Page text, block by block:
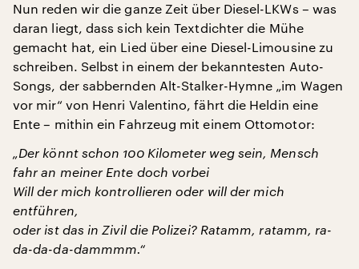
Nun reden wir die ganze Zeit über Diesel-LKWs – was
daran liegt, dass sich kein Textdichter die Mühe
gemacht hat, ein Lied über eine Diesel-Limousine zu
schreiben. Selbst in einem der bekanntesten Auto-
Songs, der sabbernden Alt-Stalker-Hymne „im Wagen
vor mir“ von Henri Valentino, fährt die Heldin eine
Ente – mithin ein Fahrzeug mit einem Ottomotor:
„Der könnt schon 100 Kilometer weg sein, Mensch
fahr an meiner Ente doch vorbei
Will der mich kontrollieren oder will der mich
entführen,
oder ist das in Zivil die Polizei? Ratamm, ratamm, ra-
da-da-da-dammmm.“